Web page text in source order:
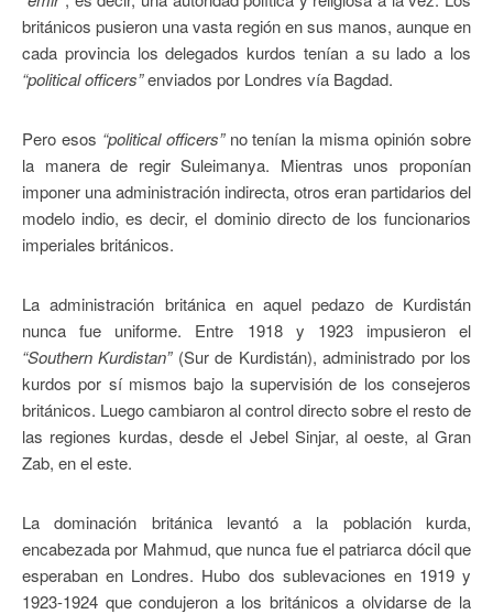
británicos pusieron una vasta región en sus manos, aunque en
cada provincia los delegados kurdos tenían a su lado a los
“political officers”enviados por Londres vía Bagdad.
Pero esos “political officers”no tenían la misma opinión sobre
la manera de regir Suleimanya. Mientras unos proponían
imponer una administración indirecta, otros eran partidarios del
modelo indio, es decir, el dominio directo de los funcionarios
imperiales británicos.
La administración británica en aquel pedazo de Kurdistán
nunca fue uniforme. Entre 1918 y 1923 impusieron el
“Southern Kurdistan”(Sur de Kurdistán), administrado por los
kurdos por sí mismos bajo la supervisión de los consejeros
británicos. Luego cambiaron al control directo sobre el resto de
las regiones kurdas, desde el Jebel Sinjar, al oeste, al Gran
Zab, en el este.
La dominación británica levantó a la población kurda,
encabezada por Mahmud, que nunca fue el patriarca dócil que
esperaban en Londres. Hubo dos sublevaciones en 1919 y
1923-1924 que condujeron a los británicos a olvidarse de la